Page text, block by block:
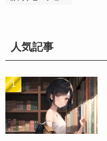
人気記事